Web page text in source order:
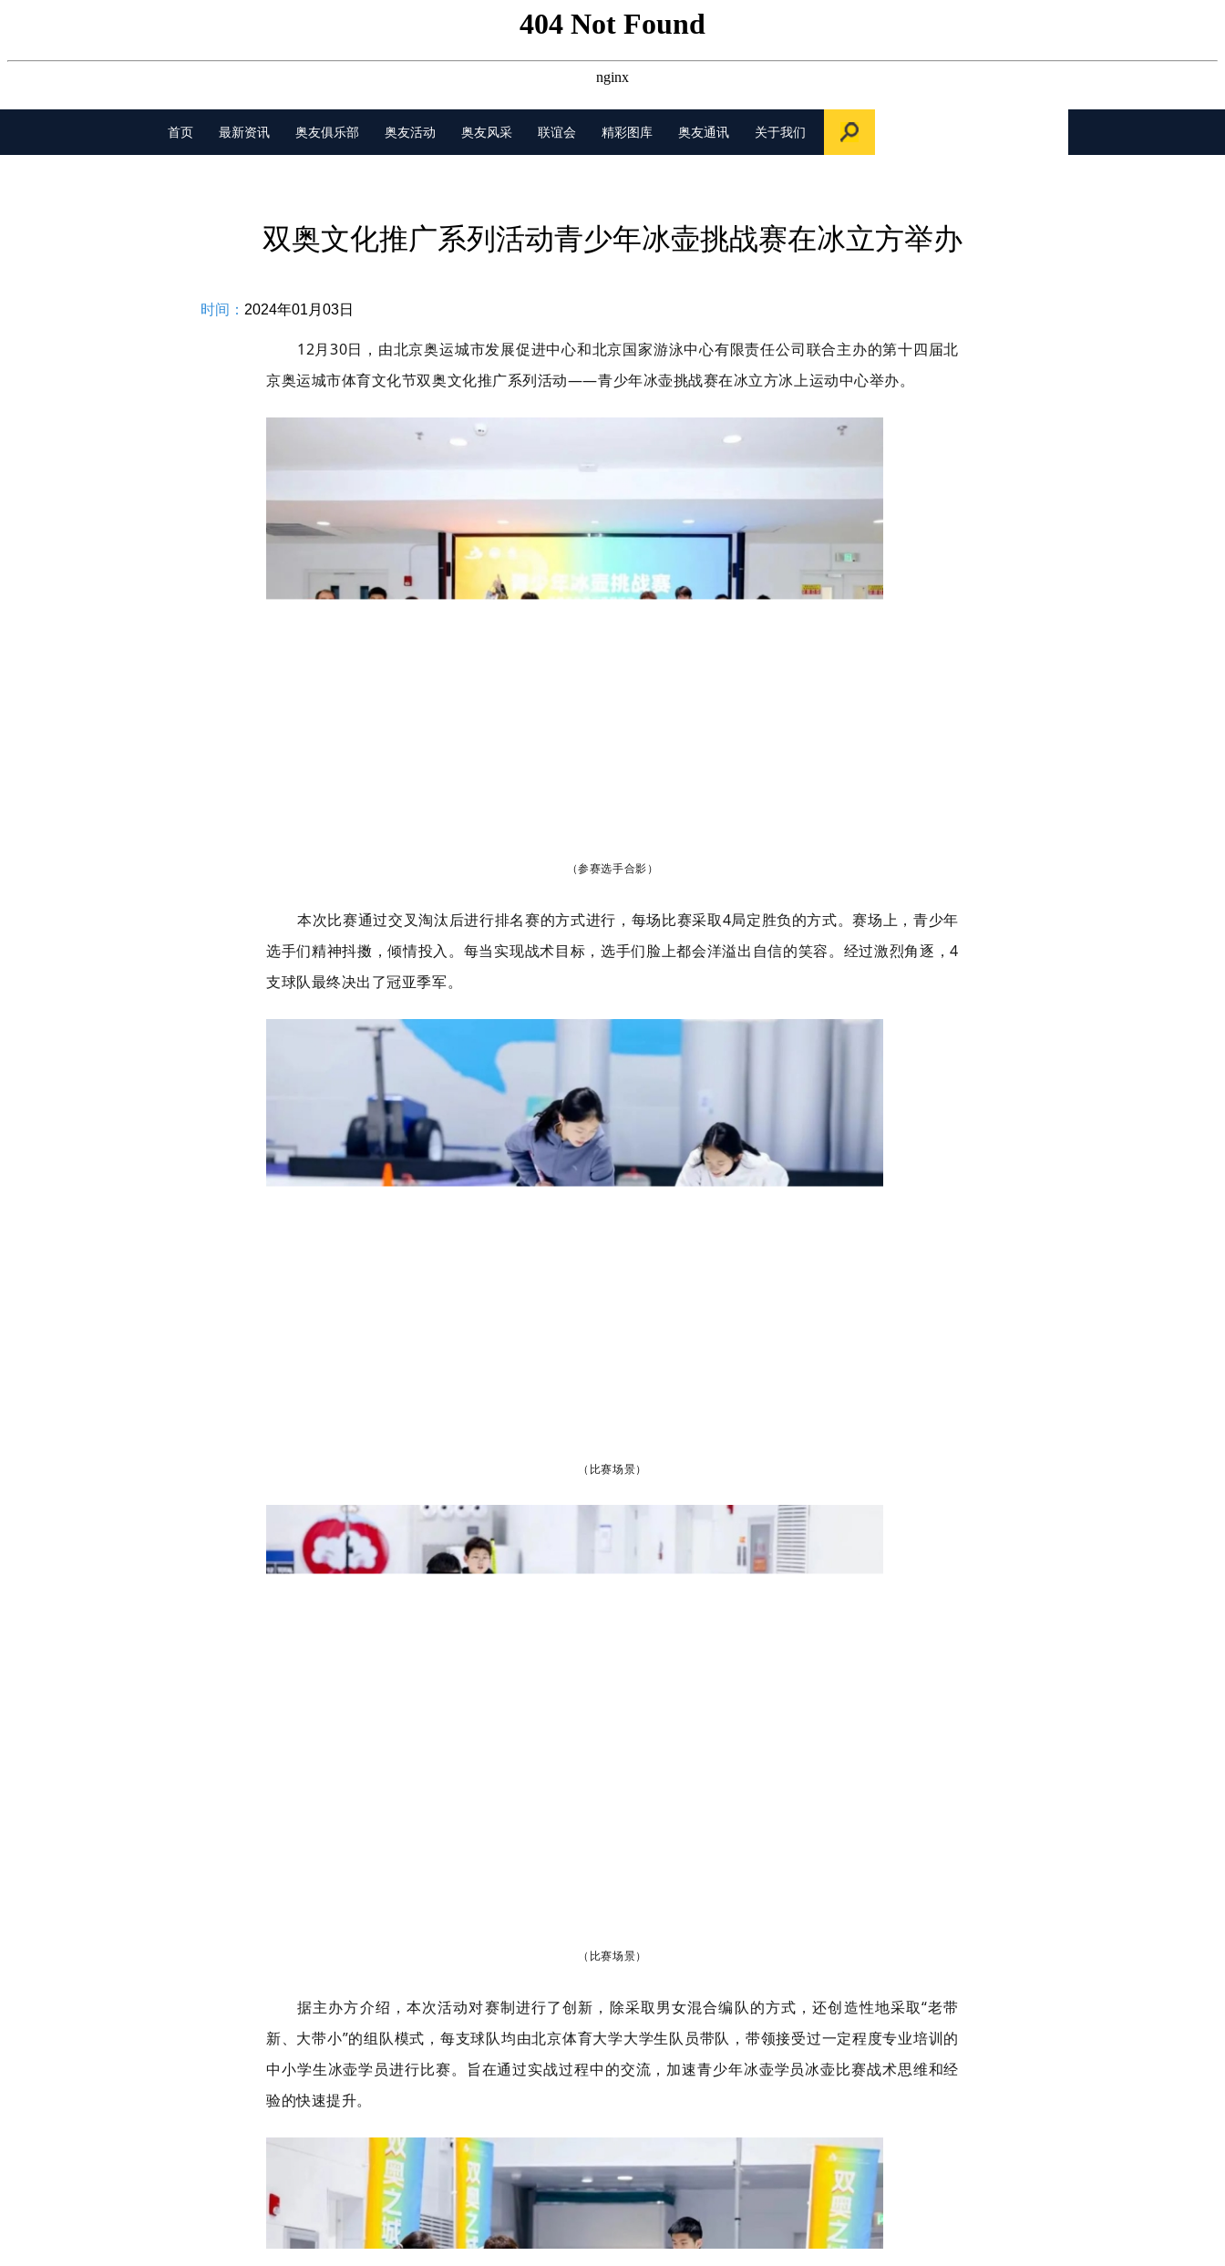
首页 最新资讯 奥友俱乐部 奥友活动 奥友风采 联谊会 精彩图库 奥友通讯 关于我们
双奥文化推广系列活动青少年冰壶挑战赛在冰立方举办
时间： 2024年01月03日
12月30日，由北京奥运城市发展促进中心和北京国家游泳中心有限责任公司联合主办的第十四届北
京奥运城市体育文化节双奥文化推广系列活动——青少年冰壶挑战赛在冰立方冰上运动中心举办。
（参赛选手合影）
本次比赛通过交叉淘汰后进行排名赛的方式进行，每场比赛采取4局定胜负的方式。赛场上，青少年
选手们精神抖擞，倾情投入。每当实现战术目标，选手们脸上都会洋溢出自信的笑容。经过激烈角逐，4
支球队最终决出了冠亚季军。
（比赛场景）
（比赛场景）
据主办方介绍，本次活动对赛制进行了创新，除采取男女混合编队的方式，还创造性地采取“老带
新、大带小”的组队模式，每支球队均由北京体育大学大学生队员带队，带领接受过一定程度专业培训的
中小学生冰壶学员进行比赛。旨在通过实战过程中的交流，加速青少年冰壶学员冰壶比赛战术思维和经
验的快速提升。